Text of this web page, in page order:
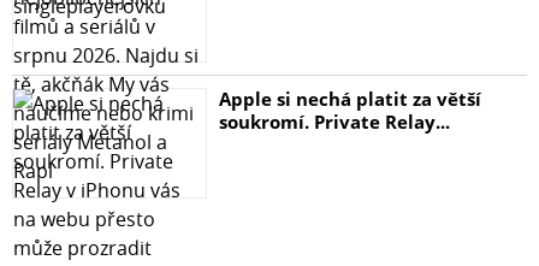
Apple si nechá platit za větší
soukromí. Private Relay...